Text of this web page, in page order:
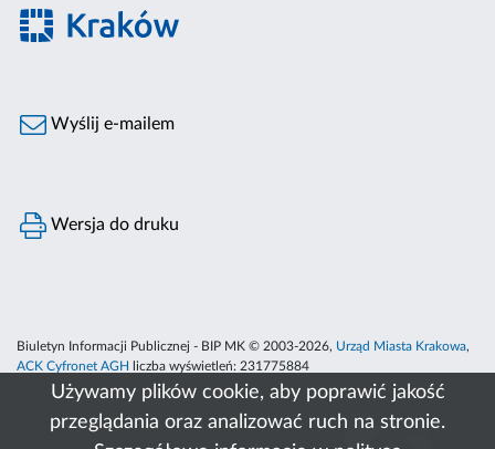
Używamy plików cookie, aby poprawić jakość
przeglądania oraz analizować ruch na stronie.
Wyślij e-mailem
Wersja do druku
Biuletyn Informacji Publicznej - BIP MK © 2003-2026, Urząd Miasta Krakowa,
ACK Cyfronet AGH
liczba wyświetleń: 231775884